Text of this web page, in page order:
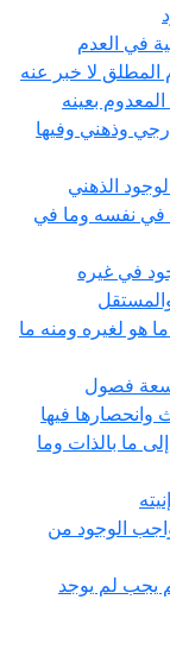
في العدم
لا خبر عنه
بعينه
وذهني وفيها
الذهني
في نفسه وما في
في غيره
هو لغيره ومنه ما
تسعة فصول
وانحصارها فيها
ما بالذات وما
الوجود من
يجب لم يوجد